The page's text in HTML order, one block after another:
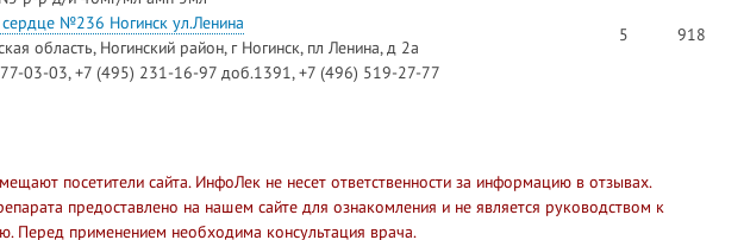
№236 Ногинск ул.Ленина
область, Ногинский район, г Ногинск, пл Ленина, д 2а
03-03, +7 (495) 231-16-97 доб.1391, +7 (496) 519-27-77
5 918
посетители сайта. ИнфоЛек не несет ответственности за информацию в отзывах.
предоставлено на нашем сайте для ознакомления и не является руководством к
Перед применением необходима консультация врача.